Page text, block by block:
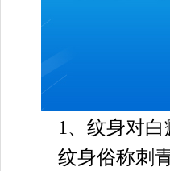
1、纹身对白
纹身俗称刺青